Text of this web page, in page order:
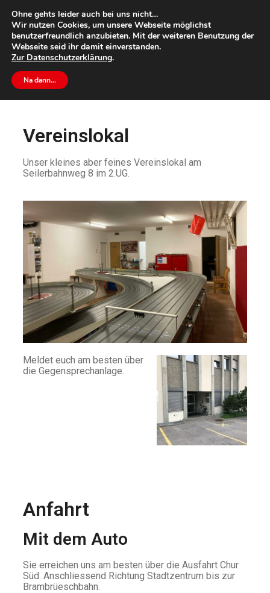
Home Verein
Vereinslokal
Unser kleines aber feines Vereinslokal am
Seilerbahnweg 8 im 2.UG.
Meldet euch am besten über
die Gegensprechanlage.
Anfahrt
Mit dem Auto
Sie erreichen uns am besten über die Ausfahrt Chur
Süd. Anschliessend Richtung Stadtzentrum bis zur
Brambrüeschbahn.
Ohne gehts leider auch bei uns nicht…
Wir nutzen Cookies, um unsere Webseite möglichst
benutzerfreundlich anzubieten. Mit der weiteren Benutzung der
Webseite seid ihr damit einverstanden.
Zur Datenschutzerklärung.
Na dann…